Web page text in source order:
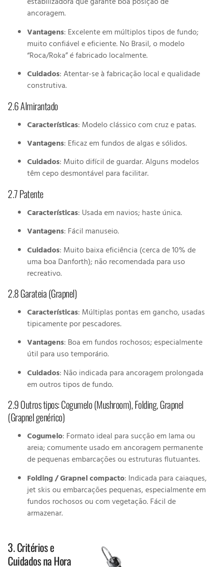
ancoragem.
Vantagens: Excelente em múltiplos tipos de fundo;
muito confiável e eficiente. No Brasil, o modelo
“Roca/Roka” é fabricado localmente.
Cuidados: Atentar-se à fabricação local e qualidade
construtiva.
2.6 Almirantado
Características: Modelo clássico com cruz e patas.
Vantagens: Eficaz em fundos de algas e sólidos.
Cuidados: Muito difícil de guardar. Alguns modelos
têm cepo desmontável para facilitar.
2.7 Patente
Características: Usada em navios; haste única.
Vantagens: Fácil manuseio.
Cuidados: Muito baixa eficiência (cerca de 10% de
uma boa Danforth); não recomendada para uso
recreativo.
2.8 Garateia (Grapnel)
Características: Múltiplas pontas em gancho, usadas
tipicamente por pescadores.
Vantagens: Boa em fundos rochosos; especialmente
útil para uso temporário.
Cuidados: Não indicada para ancoragem prolongada
em outros tipos de fundo.
2.9 Outros tipos: Cogumelo (Mushroom), Folding, Grapnel
(Grapnel genérico)
Cogumelo: Formato ideal para sucção em lama ou
areia; comumente usado em ancoragem permanente
de pequenas embarcações ou estruturas flutuantes.
Folding / Grapnel compacto: Indicada para caiaques,
jet skis ou embarcações pequenas, especialmente em
fundos rochosos ou com vegetação. Fácil de
armazenar.
3. Critérios e
Cuidados na Hora